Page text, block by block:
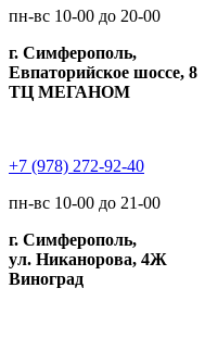
пн-вс 10-00 до 20-00
г. Симферополь,
Евпаторийское шоссе, 8
ТЦ МЕГАНОМ
+7 (978) 272-92-40
пн-вс 10-00 до 21-00
г. Симферополь,
ул. Никанорова, 4Ж
Виноград